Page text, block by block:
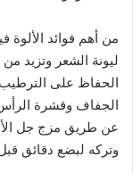
من أهم فوائد
ليونة الشعر وتزيد
الحفاظ على
الجفاف وقشرة
عن طريق مزج جل
وتركه لبضع دقائق